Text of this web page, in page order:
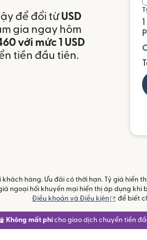
để đổi từUSD
gia ngay hôm
với mức 1 USD
tiền đầu tiên.
hàng. Ưu đãi có thời hạn. Tỷ giá hiển
ngoại hối khuyến mại hiển thị áp dụng
Điều khoản và Điều kiện
(mở trong
để biết
Không mất phícho giao dịch chuyển tiền